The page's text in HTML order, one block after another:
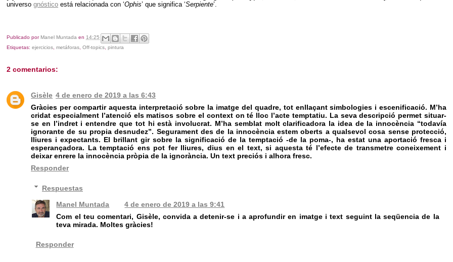
universognóstico está relacionada con ‘Ophis’ que significa ‘Serpiente’.
Publicado por Manel Muntada en 14:25
Etiquetas:ejercicios ,metáforas ,Off-topics ,pintura
2 comentarios:
Gisèle 4 de enero de 2019 a las 6:43
Gràcies per compartir aquesta interpretació sobre la imatge del quadre, tot enllaçant simbologies i escenificació. M’ha
cridat especialment l’atenció els matisos sobre el context on té lloc l’acte temptatiu. La seva descripció permet situar-
se en l’indret i entendre que tot hi està involucrat. M’ha semblat molt clarificadora la idea de la innocència “todavía
ignorante de su propia desnudez”. Segurament des de la innocència estem oberts a qualsevol cosa sense protecció,
lliures i expectants. El brillant gir sobre la significació de la temptació -de la poma-, ha estat una aportació fresca i
esperançadora. La temptació ens pot fer lliures, dius en el text, si aquesta té l’efecte de transmetre coneixement i
deixar enrere la innocència pròpia de la ignorància. Un text preciós i alhora fresc.
Responder
Respuestas
Manel Muntada
4 de enero de 2019 a las 9:41
Com el teu comentari, Gisèle, convida a detenir-se i a aprofundir en imatge i text seguint la seqüencia de la
teva mirada. Moltes gràcies!
Responder